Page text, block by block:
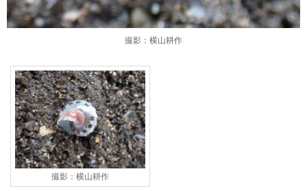
撮影：横山耕作
撮影：横山耕作